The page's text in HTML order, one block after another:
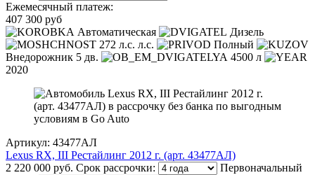
Ежемесячный платеж:
407 300 руб
Автоматическая
Дизель
272 л.с. л.с.
Полный
Внедорожник 5 дв.
4500 л
2020
Артикул: 43477АЛ
Lexus RX, III Рестайлинг 2012 г. (арт. 43477АЛ)
2 220 000 руб. Срок рассрочки:
Первоначальный